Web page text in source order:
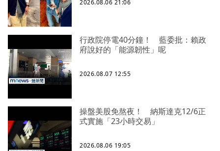
2026.08.06 21:06
行政院停電40分鐘！ 藍委批：賴政
府說好的「能源韌性」呢
2026.08.07 12:55
操盤美股免熬夜！ 納斯達克12/6正
式實施「23小時交易」
2026.08.06 19:05